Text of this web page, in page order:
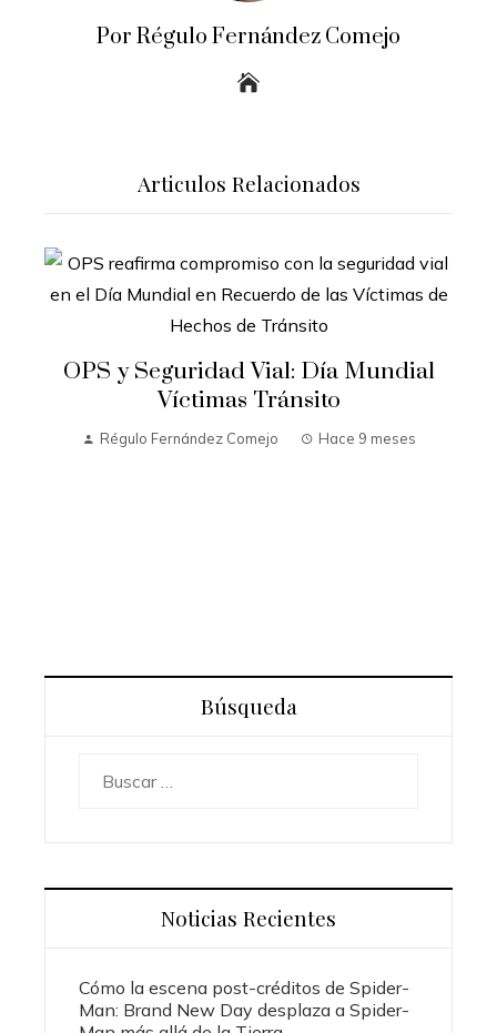
Por Régulo Fernández Comejo
Articulos Relacionados
Búsqueda
Noticias Recientes
Cómo la escena post-créditos de Spider-
Man: Brand New Day desplaza a Spider-